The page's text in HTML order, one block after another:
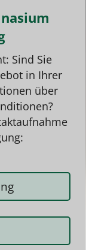
Sind Sie
in Ihrer
über